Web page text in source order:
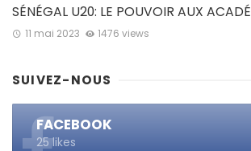
SÉNÉGAL U20: LE POUVOIR AUX
11 mai 2023 1476 views
SUIVEZ-NOUS
FACEBOOK
25 likes